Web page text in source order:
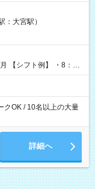
：大宮駅）
クOK / 10名以上の大量
詳細へ